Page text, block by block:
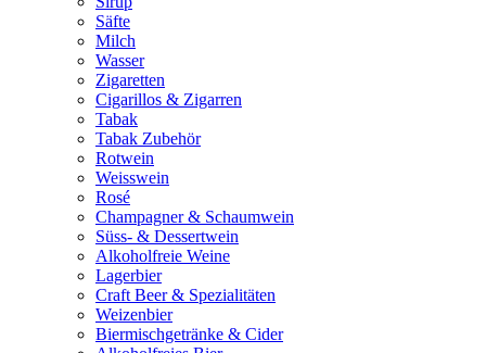
Säfte
Milch
Wasser
Zigaretten
Cigarillos & Zigarren
Tabak
Tabak Zubehör
Rotwein
Weisswein
Rosé
Champagner & Schaumwein
Süss- & Dessertwein
Alkoholfreie Weine
Lagerbier
Craft Beer & Spezialitäten
Weizenbier
Biermischgetränke & Cider